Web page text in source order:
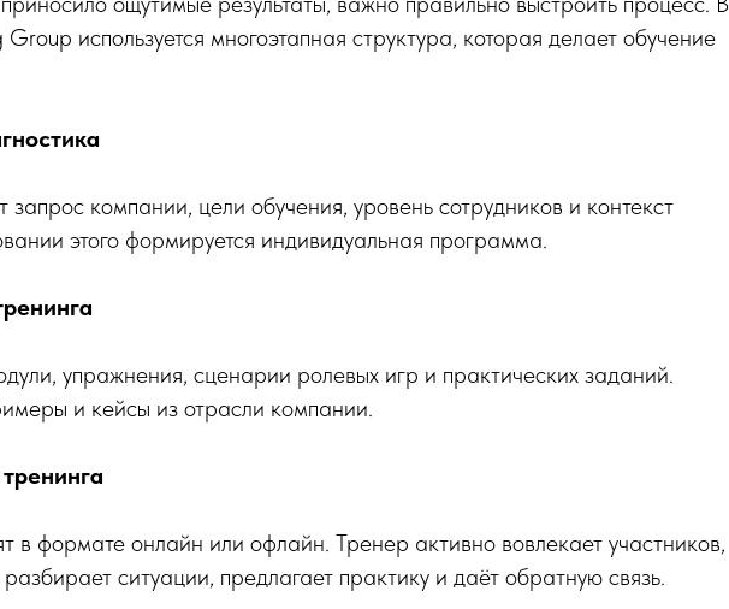
используется многоэтапная структура, которая делает обучение
запрос компании, цели обучения, уровень сотрудников и контекст
этого формируется индивидуальная программа.
упражнения, сценарии ролевых игр и практических заданий.
и кейсы из отрасли компании.
в формате онлайн или офлайн. Тренер активно вовлекает участников,
ситуации, предлагает практику и даёт обратную связь.